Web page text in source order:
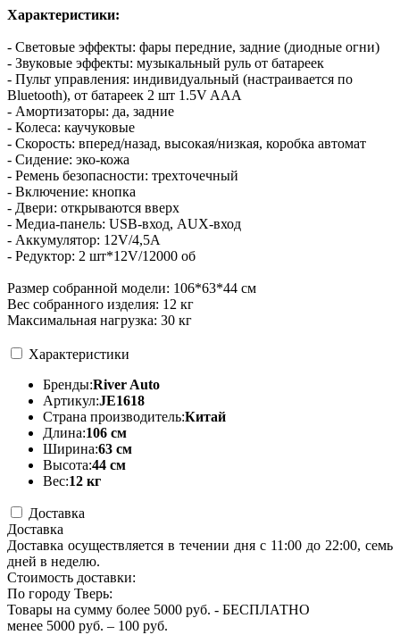
Характеристики:
- Световые эффекты: фары передние, задние (диодные огни)
- Звуковые эффекты: музыкальный руль от батареек
- Пульт управления: индивидуальный (настраивается по
Bluetooth), от батареек 2 шт 1.5V AAA
- Амортизаторы: да, задние
- Колеса: каучуковые
- Скорость: вперед/назад, высокая/низкая, коробка автомат
- Сидение: эко-кожа
- Ремень безопасности: трехточечный
- Включение: кнопка
- Двери: открываются вверх
- Медиа-панель: USB-вход, AUX-вход
- Аккумулятор: 12V/4,5A
- Редуктор: 2 шт*12V/12000 об
Размер собранной модели: 106*63*44 см
Вес собранного изделия: 12 кг
Максимальная нагрузка: 30 кг
Характеристики
Бренды:River Auto
Артикул:JE1618
Страна производитель:Китай
Длина:106 см
Ширина:63 см
Высота:44 см
Вес:12 кг
Доставка
Доставка
Доставка осуществляется в течении дня с 11:00 до 22:00, семь
дней в неделю.
Стоимость доставки:
По городу Тверь:
Товары на сумму более 5000 руб. - БЕСПЛАТНО
менее 5000 руб. – 100 руб.